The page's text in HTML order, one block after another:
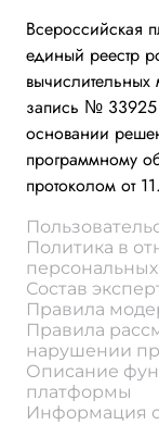
единый реестр
запись № 33925
основании
программному
протоколом от
Политика в
Состав
Правила
Правила
нарушении
Описание
платформы
Информация